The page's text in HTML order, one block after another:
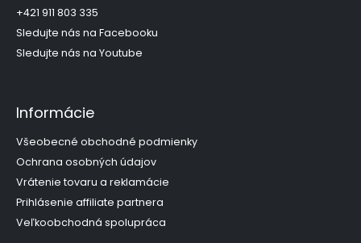
+421 911 803 335
Sledujte nás na Facebooku
Sledujte nás na Youtube
Informácie
Všeobecné obchodné podmienky
Ochrana osobných údajov
Vrátenie tovaru a reklamácie
Prihlásenie affiliate partnera
Veľkoobchodná spolupráca